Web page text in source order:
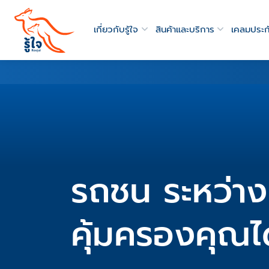
เกี่ยวกับรู้ใจ สินค้าและบริการ เคลมประ
รถชน ระหว่า
คุ้มครองคุณ